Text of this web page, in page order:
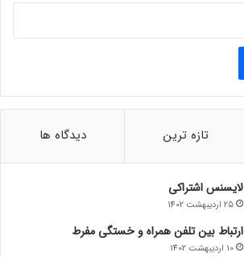
تازه ترین دیدگاه ها
لایسنس اشتراکی
25 اردیبهشت 1402
ارتباط بین تلفن همراه و خستگی مفرط
10 اردیبهشت 1402